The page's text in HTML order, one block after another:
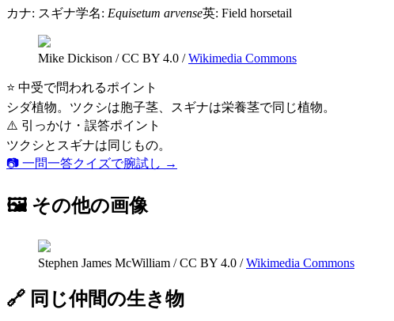
カナ: スギナ学名: Equisetum arvense英: Field horsetail
Mike Dickison /CC BY 4.0 / Wikimedia Commons
⭐ 中受で問われるポイント
シダ植物。ツクシは胞子茎、スギナは栄養茎で同じ植物。
⚠️ 引っかけ・誤答ポイント
ツクシとスギナは同じもの。
📷 一問一答クイズで腕試し →
🖼 その他の画像
Stephen James McWilliam /CC BY 4.0 / Wikimedia Commons
🔗 同じ仲間の生き物